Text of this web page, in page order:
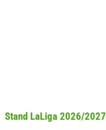
Stand LaLiga 2026/2027